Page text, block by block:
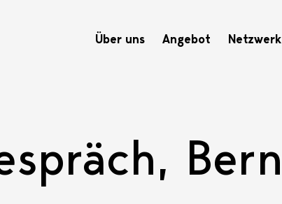
Hauptnavigation
Über uns Angebot Netzwerk
Bern